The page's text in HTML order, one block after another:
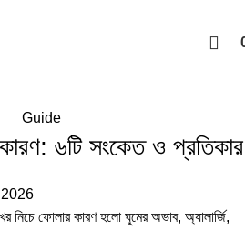
Guide
৬টি সংকেত ও প্রতিকার
নিচে ফোলার কারণ হলো ঘুমের অভাব, অ্যালার্জি,